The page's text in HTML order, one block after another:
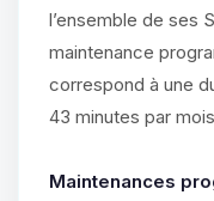
l’ensemble de ses
maintenance
correspond à une
43 minutes par
Maintenances